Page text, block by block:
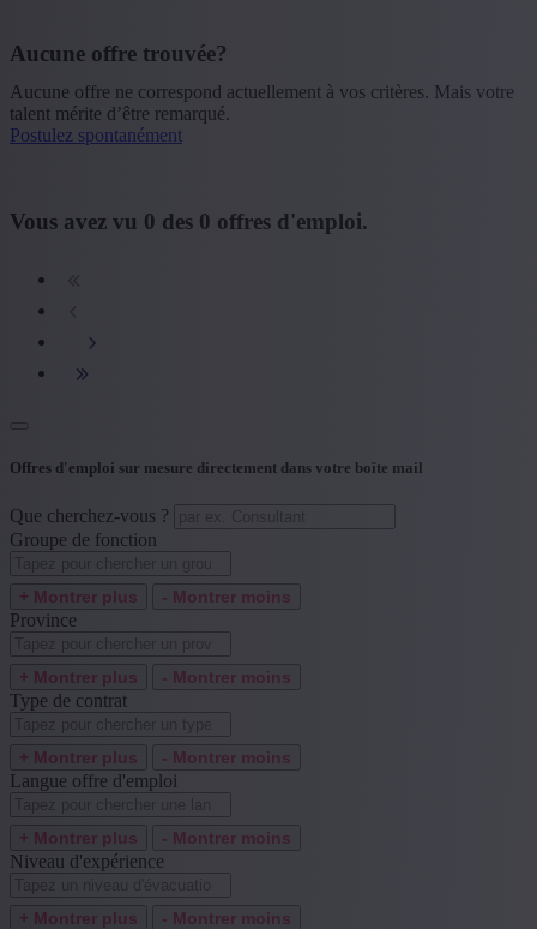
Province
Type de contrat
Niveau d'expérience
Aucune offre trouvée?
Aucune offre ne correspond actuellement à vos critères. Mais votre
talent mérite d’être remarqué.
Postulez spontanément
Vous avez vu 0 des 0 offres d'emploi.
Offres d'emploi sur mesure directement dans votre boîte mail
Que cherchez-vous ?
Groupe de fonction
+ Montrer plus - Montrer moins
Province
+ Montrer plus - Montrer moins
Type de contrat
+ Montrer plus - Montrer moins
Langue offre d'emploi
+ Montrer plus - Montrer moins
Niveau d'expérience
+ Montrer plus - Montrer moins